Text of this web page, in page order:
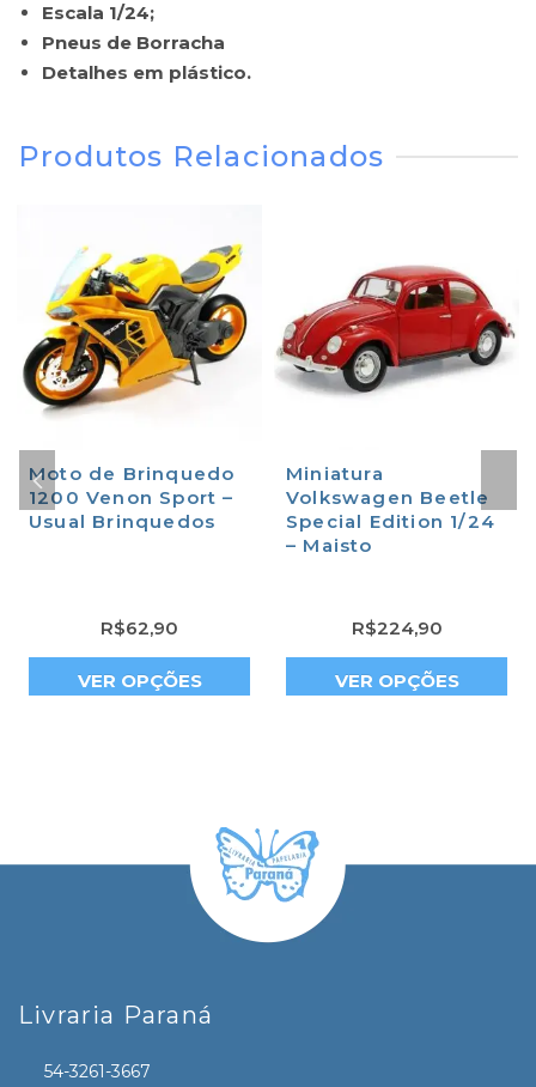
Escala 1/24;
Pneus de Borracha
Detalhes em plástico.
Produtos Relacionados
Moto de Brinquedo
1200 Venon Sport –
Usual Brinquedos
R$62,90
VER OPÇÕES
Miniatura
Volkswagen Beetle
Special Edition 1/24
– Maisto
R$224,90
VER OPÇÕES
Livraria Paraná
54-3261-3667